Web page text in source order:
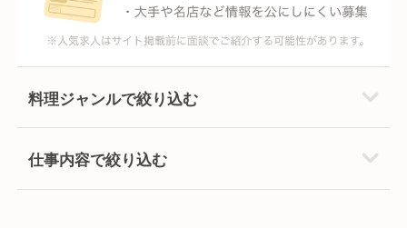
料理ジャンルで絞り込む
仕事内容で絞り込む